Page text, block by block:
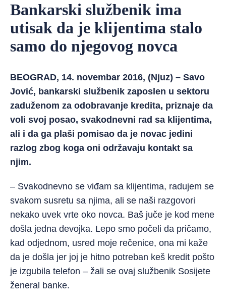
Bankarski službenik ima
utisak da je klijentima stalo
samo do njegovog novca
BEOGRAD, 14. novembar 2016, (Njuz) – Savo
Jović, bankarski službenik zaposlen u sektoru
zaduženom za odobravanje kredita, priznaje da
voli svoj posao, svakodnevni rad sa klijentima,
ali i da ga plaši pomisao da je novac jedini
razlog zbog koga oni održavaju kontakt sa
njim.
– Svakodnevno se viđam sa klijentima, radujem se
svakom susretu sa njima, ali se naši razgovori
nekako uvek vrte oko novca. Baš juče je kod mene
došla jedna devojka. Lepo smo počeli da pričamo,
kad odjednom, usred moje rečenice, ona mi kaže
da je došla jer joj je hitno potreban keš kredit pošto
je izgubila telefon – žali se ovaj službenik Sosijete
ženeral banke.